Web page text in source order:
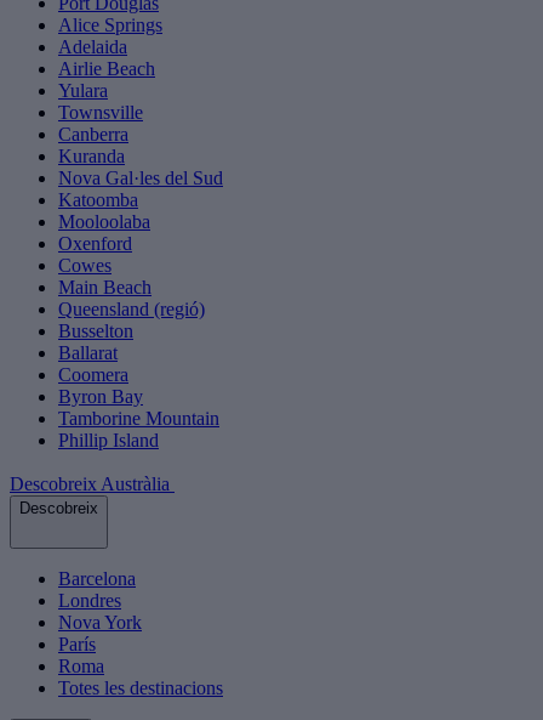
Alice Springs
Adelaida
Airlie Beach
Yulara
Townsville
Canberra
Kuranda
Nova Gal·les del Sud
Katoomba
Mooloolaba
Oxenford
Cowes
Main Beach
Queensland (regió)
Busselton
Ballarat
Coomera
Byron Bay
Tamborine Mountain
Phillip Island
Descobreix Austràlia
Descobreix
Barcelona
Londres
Nova York
París
Roma
Totes les destinacions